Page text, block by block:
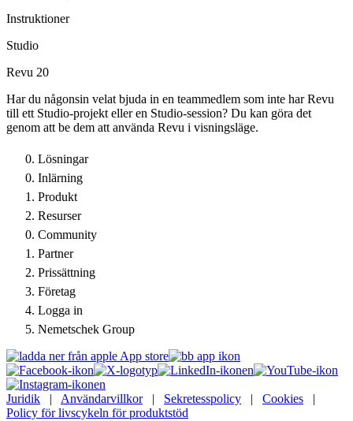
Instruktioner
Studio
Revu 20
Har du någonsin velat bjuda in en teammedlem som inte har Revu
till ett Studio-projekt eller en Studio-session? Du kan göra det
genom att be dem att använda Revu i visningsläge.
Lösningar
Inlärning
Produkt
Resurser
Community
Partner
Prissättning
Företag
Logga in
Nemetschek Group
Juridik | Användarvillkor| Sekretesspolicy | Cookies |
Policy för livscykeln för produktstöd